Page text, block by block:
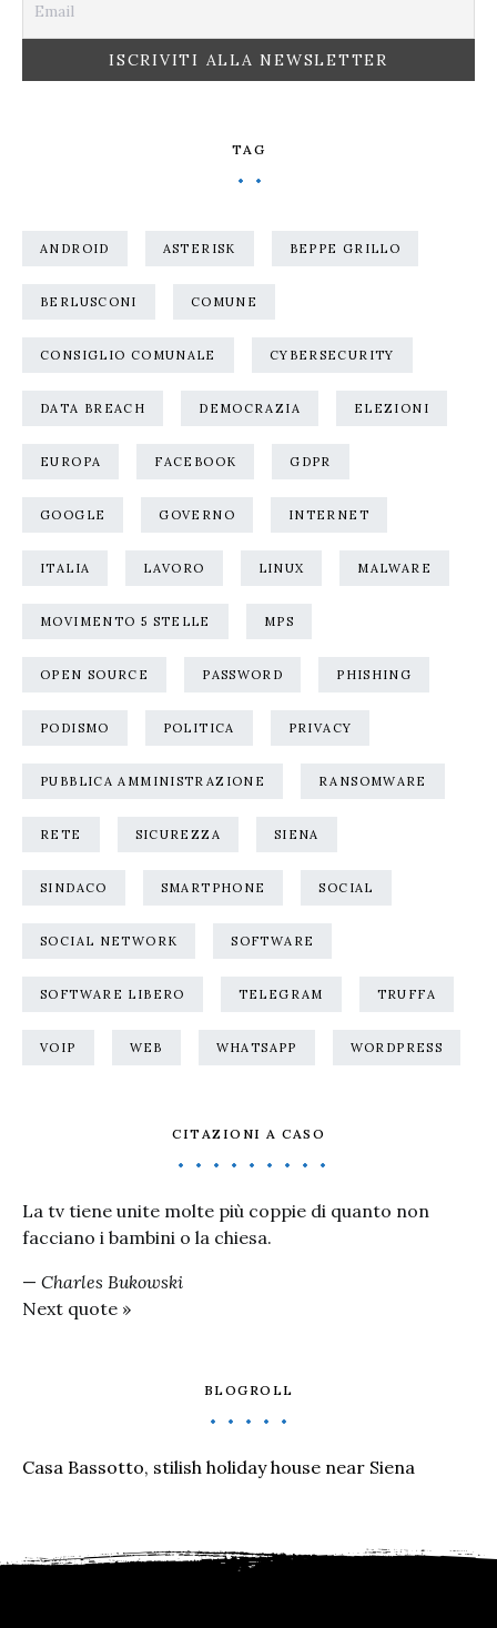
TAG
ANDROID ASTERISK BEPPE GRILLO
BERLUSCONI COMUNE
CONSIGLIO COMUNALE CYBERSECURITY
DATA BREACH DEMOCRAZIA ELEZIONI
EUROPA FACEBOOK GDPR
GOOGLE GOVERNO INTERNET
ITALIA LAVORO LINUX MALWARE
MOVIMENTO 5 STELLE MPS
OPEN SOURCE PASSWORD PHISHING
PODISMO POLITICA PRIVACY
PUBBLICA AMMINISTRAZIONE RANSOMWARE
RETE SICUREZZA SIENA
SINDACO SMARTPHONE SOCIAL
SOCIAL NETWORK SOFTWARE
SOFTWARE LIBERO TELEGRAM TRUFFA
VOIP WEB WHATSAPP WORDPRESS
CITAZIONI A CASO
La tv tiene unite molte più coppie di quanto non
facciano i bambini o la chiesa.
— Charles Bukowski
Next quote »
BLOGROLL
Casa Bassotto, stilish holiday house near Siena